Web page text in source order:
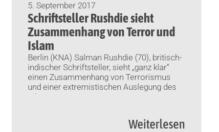
5. September 2017
Schriftsteller Rushdie sieht
Zusammenhang von Terror und
Islam
Berlin (KNA) Salman Rushdie (70), britisch-
indischer Schriftsteller, sieht „ganz klar“
einen Zusammenhang von Terrorismus
und einer extremistischen Auslegung des
Islam.
Weiterlesen